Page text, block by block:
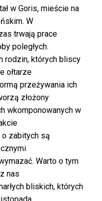
w Goris, mieście na
W
trwają prace
poległych.
rodzin, których bliscy
ołtarze
przeżywania ich
złożony
wkomponowanych w
zabitych są
Warto o tym
nas
bliskich, których